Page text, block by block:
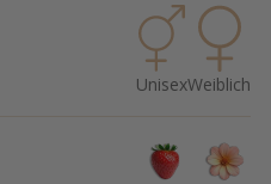
UnisexWeiblich